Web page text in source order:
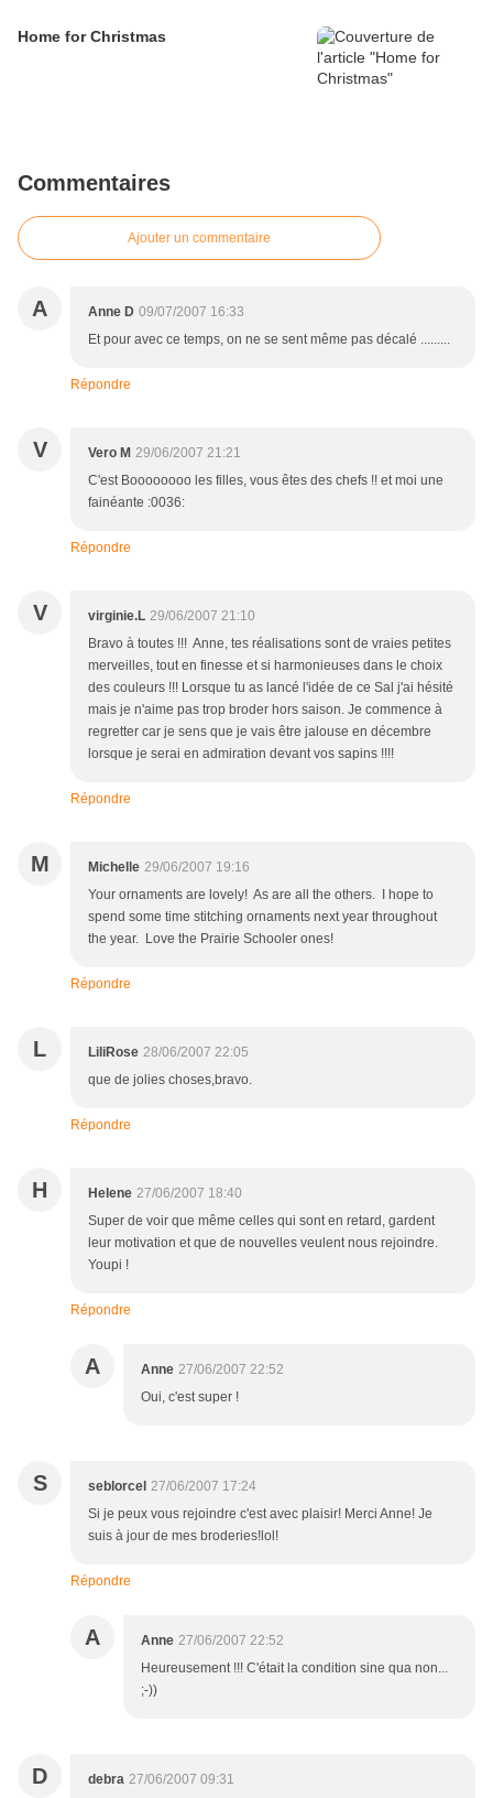
Home for Christmas
Commentaires
Ajouter un commentaire
A Anne D 09/07/2007 16:33
Et pour avec ce temps, on ne se sent même pas décalé .........
Répondre
V Vero M 29/06/2007 21:21
C'est Boooooooo les filles, vous êtes des chefs !! et moi une
fainéante :0036:
Répondre
V virginie.L 29/06/2007 21:10
Bravo à toutes !!! Anne, tes réalisations sont de vraies petites
merveilles, tout en finesse et si harmonieuses dans le choix
des couleurs !!! Lorsque tu as lancé l'idée de ce Sal j'ai hésité
mais je n'aime pas trop broder hors saison. Je commence à
regretter car je sens que je vais être jalouse en décembre
lorsque je serai en admiration devant vos sapins !!!!
Répondre
M Michelle 29/06/2007 19:16
Your ornaments are lovely! As are all the others. I hope to
spend some time stitching ornaments next year throughout
the year. Love the Prairie Schooler ones!
Répondre
L LiliRose 28/06/2007 22:05
que de jolies choses,bravo.
Répondre
H Helene 27/06/2007 18:40
Super de voir que même celles qui sont en retard, gardent
leur motivation et que de nouvelles veulent nous rejoindre.
Youpi !
Répondre
A Anne 27/06/2007 22:52
Oui, c'est super !
S seblorcel 27/06/2007 17:24
Si je peux vous rejoindre c'est avec plaisir! Merci Anne! Je
suis à jour de mes broderies!lol!
Répondre
A Anne 27/06/2007 22:52
Heureusement !!! C'était la condition sine qua non...
;-))
D debra 27/06/2007 09:31